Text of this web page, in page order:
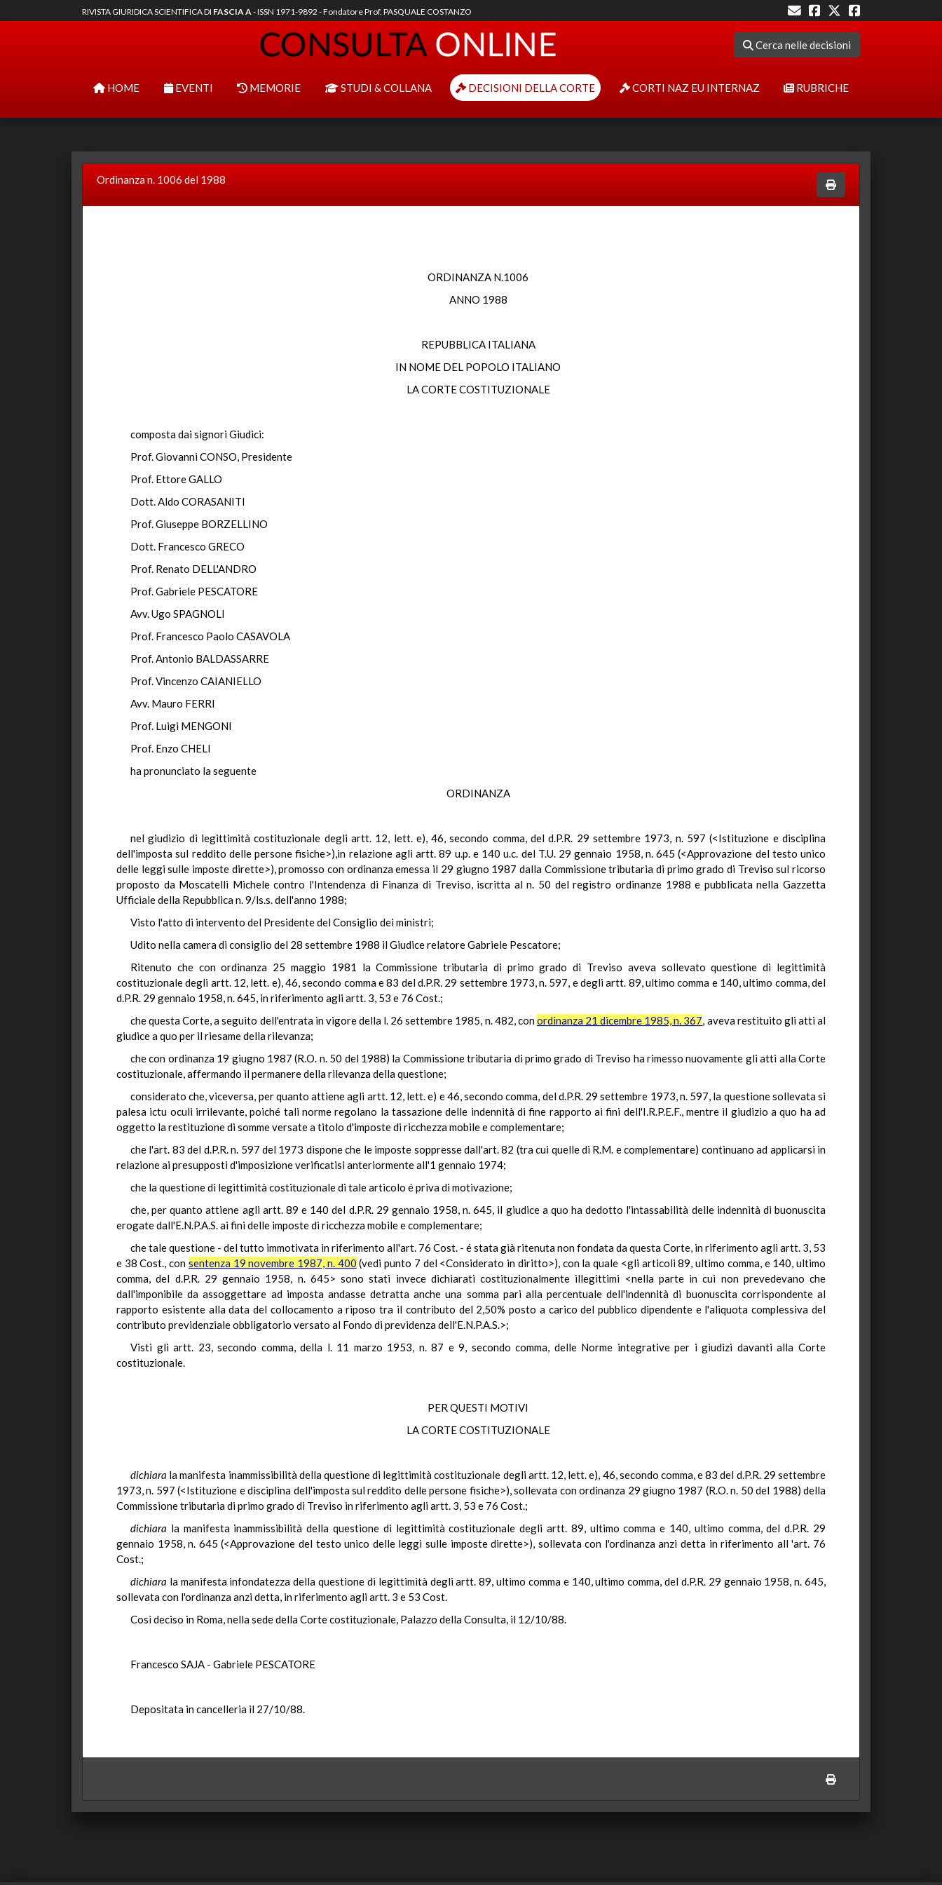
RIVISTA GIURIDICA SCIENTIFICA DI FASCIA A- ISSN 1971-9892 - Fondatore Prof. PASQUALE COSTANZO
Cerca nelle decisioni
HOME EVENTI MEMORIE STUDI & COLLANA DECISIONI DELLA CORTE CORTI NAZ EU INTERNAZ RUBRICHE
Ordinanza n. 1006 del 1988
ORDINANZA N.1006
ANNO 1988
REPUBBLICA ITALIANA
IN NOME DEL POPOLO ITALIANO
LA CORTE COSTITUZIONALE
composta dai signori Giudici:
Prof. Giovanni CONSO, Presidente
Prof. Ettore GALLO
Dott. Aldo CORASANITI
Prof. Giuseppe BORZELLINO
Dott. Francesco GRECO
Prof. Renato DELL'ANDRO
Prof. Gabriele PESCATORE
Avv. Ugo SPAGNOLI
Prof. Francesco Paolo CASAVOLA
Prof. Antonio BALDASSARRE
Prof. Vincenzo CAIANIELLO
Avv. Mauro FERRI
Prof. Luigi MENGONI
Prof. Enzo CHELI
ha pronunciato la seguente
ORDINANZA
nel giudizio di legittimità costituzionale degli artt. 12, lett. e), 46, secondo comma, del d.P.R. 29 settembre 1973, n. 597 (<Istituzione e disciplina
dell'imposta sul reddito delle persone fisiche>),in relazione agli artt. 89 u.p. e 140 u.c. del T.U. 29 gennaio 1958, n. 645 (<Approvazione del testo unico
delle leggi sulle imposte dirette>), promosso con ordinanza emessa il 29 giugno 1987 dalla Commissione tributaria di primo grado di Treviso sul ricorso
proposto da Moscatelli Michele contro l'Intendenza di Finanza di Treviso, iscritta al n. 50 del registro ordinanze 1988 e pubblicata nella Gazzetta
Ufficiale della Repubblica n. 9/ls.s. dell'anno 1988;
Visto l'atto di intervento del Presidente del Consiglio dei ministri;
Udito nella camera di consiglio del 28 settembre 1988 il Giudice relatore Gabriele Pescatore;
Ritenuto che con ordinanza 25 maggio 1981 la Commissione tributaria di primo grado di Treviso aveva sollevato questione di legittimità
costituzionale degli artt. 12, lett. e), 46, secondo comma e 83 del d.P.R. 29 settembre 1973, n. 597, e degli artt. 89, ultimo comma e 140, ultimo comma, del
d.P.R. 29 gennaio 1958, n. 645, in riferimento agli artt. 3, 53 e 76 Cost.;
che questa Corte, a seguito dell'entrata in vigore della l. 26 settembre 1985, n. 482, conordinanza 21 dicembre 1985, n. 367, aveva restituito gli atti al
giudice a quo per il riesame della rilevanza;
che con ordinanza 19 giugno 1987 (R.O. n. 50 del 1988) la Commissione tributaria di primo grado di Treviso ha rimesso nuovamente gli atti alla Corte
costituzionale, affermando il permanere della rilevanza della questione;
considerato che, viceversa, per quanto attiene agli artt. 12, lett. e) e 46, secondo comma, del d.P.R. 29 settembre 1973, n. 597, la questione sollevata si
palesa ictu oculi irrilevante, poiché tali norme regolano la tassazione delle indennità di fine rapporto ai fini dell'I.R.P.E.F., mentre il giudizio a quo ha ad
oggetto la restituzione di somme versate a titolo d'imposte di ricchezza mobile e complementare;
che l'art. 83 del d.P.R. n. 597 del 1973 dispone che le imposte soppresse dall'art. 82 (tra cui quelle di R.M. e complementare) continuano ad applicarsi in
relazione ai presupposti d'imposizione verificatisi anteriormente all'1 gennaio 1974;
che la questione di legittimità costituzionale di tale articolo é priva di motivazione;
che, per quanto attiene agli artt. 89 e 140 del d.P.R. 29 gennaio 1958, n. 645, il giudice a quo ha dedotto l'intassabilità delle indennità di buonuscita
erogate dall'E.N.P.A.S. ai fini delle imposte di ricchezza mobile e complementare;
che tale questione - del tutto immotivata in riferimento all'art. 76 Cost. - é stata già ritenuta non fondata da questa Corte, in riferimento agli artt. 3, 53
e 38 Cost., con sentenza 19 novembre 1987, n. 400 (vedi punto 7 del <Considerato in diritto>), con la quale <gli articoli 89, ultimo comma, e 140, ultimo
comma, del d.P.R. 29 gennaio 1958, n. 645> sono stati invece dichiarati costituzionalmente illegittimi <nella parte in cui non prevedevano che
dall'imponibile da assoggettare ad imposta andasse detratta anche una somma pari alla percentuale dell'indennità di buonuscita corrispondente al
rapporto esistente alla data del collocamento a riposo tra il contributo del 2,50% posto a carico del pubblico dipendente e l'aliquota complessiva del
contributo previdenziale obbligatorio versato al Fondo di previdenza dell'E.N.P.A.S.>;
Visti gli artt. 23, secondo comma, della l. 11 marzo 1953, n. 87 e 9, secondo comma, delle Norme integrative per i giudizi davanti alla Corte
costituzionale.
PER QUESTI MOTIVI
LA CORTE COSTITUZIONALE
dichiara la manifesta inammissibilità della questione di legittimità costituzionale degli artt. 12, lett. e), 46, secondo comma, e 83 del d.P.R. 29 settembre
1973, n. 597 (<Istituzione e disciplina dell'imposta sul reddito delle persone fisiche>), sollevata con ordinanza 29 giugno 1987 (R.O. n. 50 del 1988) della
Commissione tributaria di primo grado di Treviso in riferimento agli artt. 3, 53 e 76 Cost.;
dichiara la manifesta inammissibilità della questione di legittimità costituzionale degli artt. 89, ultimo comma e 140, ultimo comma, del d.P.R. 29
gennaio 1958, n. 645 (<Approvazione del testo unico delle leggi sulle imposte dirette>), sollevata con l'ordinanza anzi detta in riferimento all 'art. 76
Cost.;
dichiara la manifesta infondatezza della questione di legittimità degli artt. 89, ultimo comma e 140, ultimo comma, del d.P.R. 29 gennaio 1958, n. 645,
sollevata con l'ordinanza anzi detta, in riferimento agli artt. 3 e 53 Cost.
Così deciso in Roma, nella sede della Corte costituzionale, Palazzo della Consulta, il 12/10/88.
Francesco SAJA - Gabriele PESCATORE
Depositata in cancelleria il 27/10/88.